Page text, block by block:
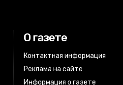
О газете
Контактная информация
Реклама на сайте
Информация о газете